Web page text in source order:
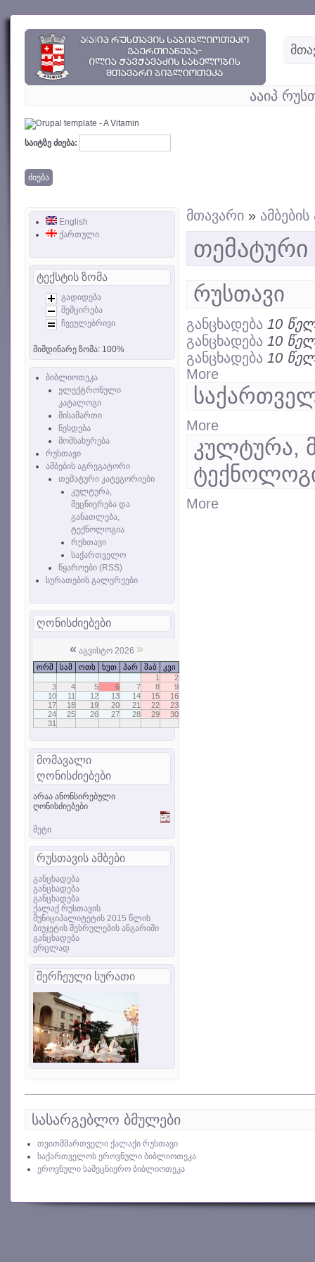
ააიპ
საიტზე ძიება:
English
ქართული
ტექსტის ზომა
გადიდება
შემცირება
ჩვეულებრივი
მიმდინარე ზომა: 100%
ბიბლიოთეკა
ელექტრონული
კატალოგი
მისამართი
წესდება
მომსახურება
რუსთავი
ამბების აგრეგატორი
თემატური კატეგორიები
კულტურა,
მეცნიერება და
განათლება,
ტექნოლოგია
რუსთავი
საქართველო
წყაროები (RSS)
სურათების გალერეები
ღონისძიებები
« აგვისტო 2026 »
ორშ სამ ოთხ ხუთ პარ შაბ
კვი
1
2
3
4 5 6 7 8
9
10
11 12 13 14 15
16
17
18 19 20 21 22
23
24
25 26 27 28 29
30
31
მომავალი
ღონისძიებები
არაა ანონსირებული
ღონისძიებები
მეტი
რუსთავის ამბები
განცხადება
განცხადება
განცხადება
ქალაქ რუსთავის
მუნიციპალიტეტის 2015 წლის
ბიუჯეტის შესრულების ანგარიში
განცხადება
ვრცლად
შერჩეული სურათი
მთავარი »
თემატური
რუსთავი
განცხადება 10
განცხადება 10
განცხადება 10
More
More
კულტურა,
More
სასარგებლო ბმულები
თვითმმართველი ქალაქი რუსთავი
საქართველოს ეროვნული ბიბლიოთეკა
ეროვნული სამეცნიერო ბიბლიოთეკა